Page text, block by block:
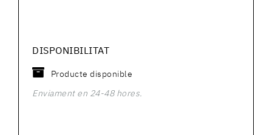
DISPONIBILITAT
Producte disponible
Enviament en 24-48 hores.